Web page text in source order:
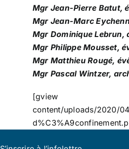
Mgr Jean-Pierre Batut,
Mgr Jean-Marc
Mgr Dominique Lebrun,
Mgr Philippe Mousset,
Mgr Matthieu Rougé,
Mgr Pascal Wintzer,
[gview
content/uploads/2020/